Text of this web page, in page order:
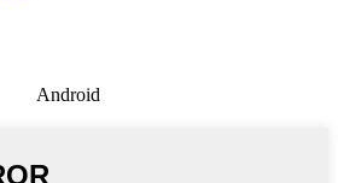
Android